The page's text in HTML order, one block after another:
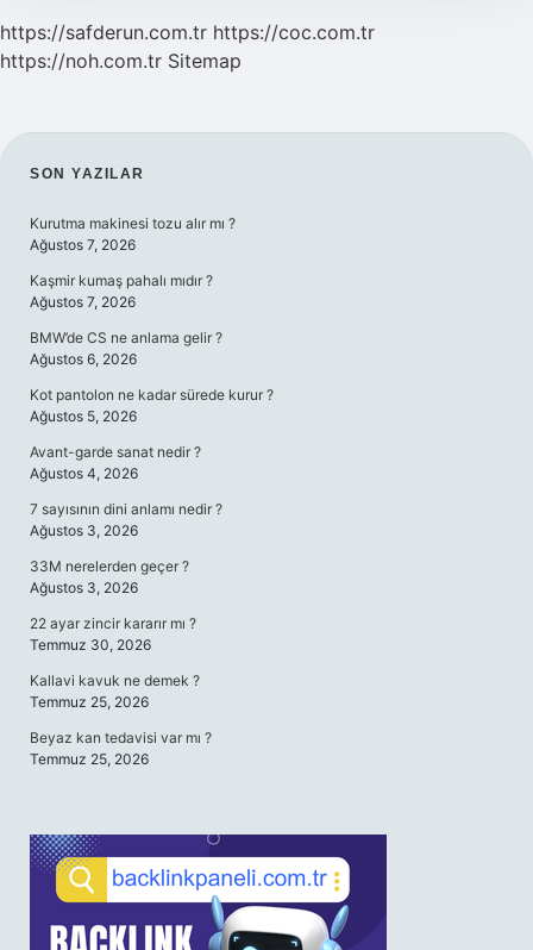
https://safderun.com.tr https://coc.com.tr
https://noh.com.tr Sitemap
SIDEBAR
SON YAZILAR
Kurutma makinesi tozu alır mı ?
Ağustos 7, 2026
Kaşmir kumaş pahalı mıdır ?
Ağustos 7, 2026
BMW’de CS ne anlama gelir ?
Ağustos 6, 2026
Kot pantolon ne kadar sürede kurur ?
Ağustos 5, 2026
Avant-garde sanat nedir ?
Ağustos 4, 2026
7 sayısının dini anlamı nedir ?
Ağustos 3, 2026
33M nerelerden geçer ?
Ağustos 3, 2026
22 ayar zincir kararır mı ?
Temmuz 30, 2026
Kallavi kavuk ne demek ?
Temmuz 25, 2026
Beyaz kan tedavisi var mı ?
Temmuz 25, 2026